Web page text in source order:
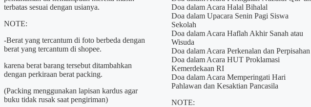
terbatas sesuai dengan usianya.
NOTE:
-Berat yang tercantum di foto berbeda dengan
berat yang tercantum di shopee.
karena berat barang tersebut ditambahkan
dengan perkiraan berat packing.
(Packing menggunakan lapisan kardus agar
buku tidak rusak saat pengiriman)
Doa dalam Acara Halal Bihalal
Doa dalam Upacara Senin Pagi Siswa
Sekolah
Doa dalam Acara Haflah Akhir Sanah atau
Wisuda
Doa dalam Acara Perkenalan dan Perpisahan
Doa dalam Acara HUT Proklamasi
Kemerdekaan RI
Doa dalam Acara Memperingati Hari
Pahlawan dan Kesaktian Pancasila
NOTE: